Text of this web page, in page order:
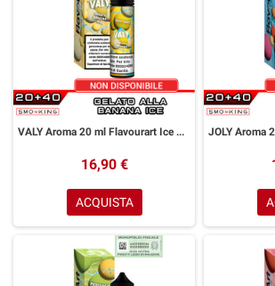
VALY Aroma 20 ml Flavourart Ice Banana Gelato
16,90 €
ACQUISTA